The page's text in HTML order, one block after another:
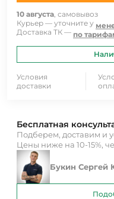
10 августа, самовывоз
Курьер — уточните у
Доставка ТК — по
Условия
доставки
Бесплатная
Подберем, доставим и
Цены ниже на 10-15%,
Букин Сергей